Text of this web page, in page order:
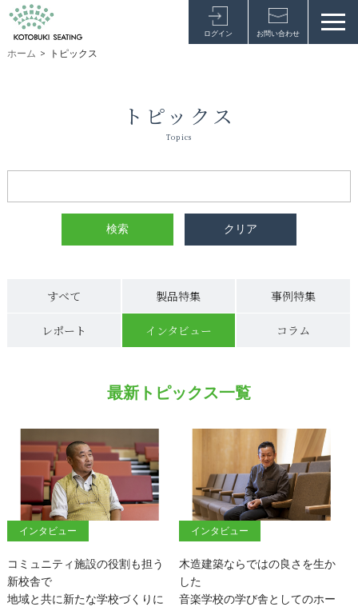
ログイン お問い合わせ
ホーム > トピックス
トピックス
Topics
すべて 製品特集 事例特集
レポート インタビュー コラム
最新トピックス一覧
インタビュー
コミュニティ施設の役割も担う
新校舎で
地域と共に新たな学校づくりに
インタビュー
木造建築ならではの良さを生か
した
音楽学校の学び舎としてのホー